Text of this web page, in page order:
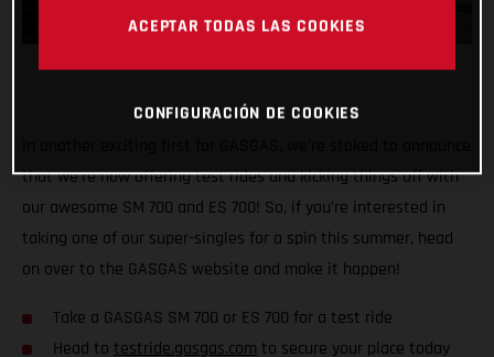
that we’re now offering test rides and kicking things off with
our awesome SM 700 and ES 700! So, if you’re interested in
taking one of our super-singles for a spin this summer, head
on over to the GASGAS website and make it happen!
Take a GASGAS SM 700 or ES 700 for a test ride
Head to testride.gasgas.com to secure your place today
ACEPTAR TODAS LAS COOKIES
CONFIGURACIÓN DE COOKIES